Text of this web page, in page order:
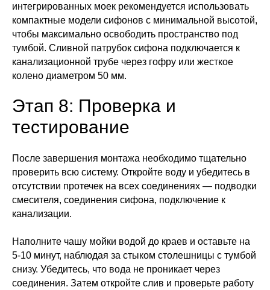
интегрированных моек рекомендуется использовать
компактные модели сифонов с минимальной высотой,
чтобы максимально освободить пространство под
тумбой. Сливной патрубок сифона подключается к
канализационной трубе через гофру или жесткое
колено диаметром 50 мм.
Этап 8: Проверка и
тестирование
После завершения монтажа необходимо тщательно
проверить всю систему. Откройте воду и убедитесь в
отсутствии протечек на всех соединениях — подводки
смесителя, соединения сифона, подключение к
канализации.
Наполните чашу мойки водой до краев и оставьте на
5-10 минут, наблюдая за стыком столешницы с тумбой
снизу. Убедитесь, что вода не проникает через
соединения. Затем откройте слив и проверьте работу